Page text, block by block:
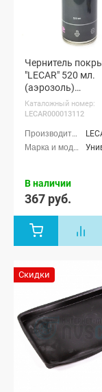
Чернитель
"LECAR" 520 мл.
(аэрозоль)
Каталожный номер:
LECAR000013112
В наличии
367 руб.
Скидки